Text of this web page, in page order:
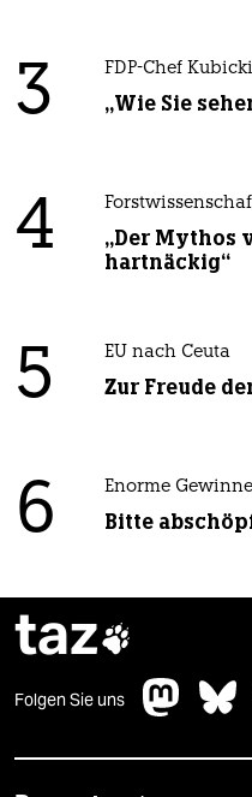
3 FDP-Chef
„Wie Sie
4
„Der Mythos
hartnäckig“
5 EU nach Ceuta
Zur Freude
6 Enorme
Bitte
taz
Folgen Sie uns